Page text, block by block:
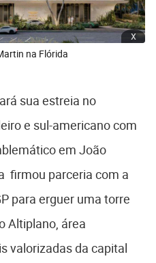
x
na Flórida
sua estreia no
e sul-americano com
em João
firmou parceria com a
para erguer uma torre
Altiplano, área
valorizadas da capital